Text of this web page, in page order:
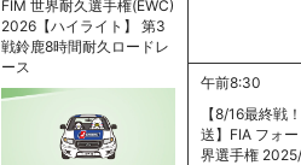
FIM 世界耐久選手権(EWC)
2026【ハイライト】 第3
戦鈴鹿8時間耐久ロードレ
ース
午前8:30
【8/16最終戦
送】FIA フォ
界選手権